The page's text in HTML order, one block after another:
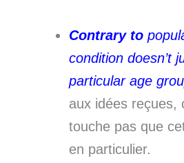
Contrary to
condition doesn’t
particular age
aux idées reçues,
touche pas que
en particulier.